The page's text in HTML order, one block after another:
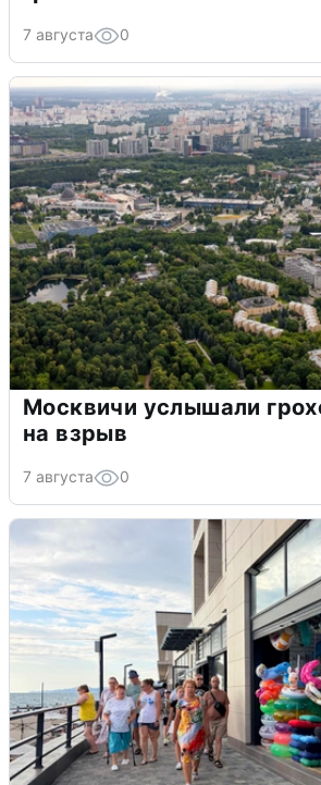
7 августа 0
Москвичи услышали
на взрыв
7 августа 0